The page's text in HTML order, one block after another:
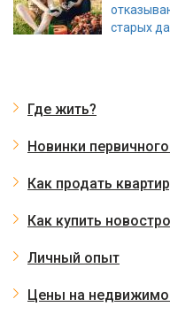
старых
Где жить?
Новинки
Как продать
Как купить
Личный опыт
Цены на